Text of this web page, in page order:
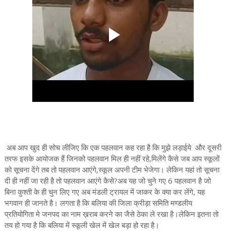
अब आप खुद ही सोच लीजिए कि एक पहलवान कह रहा है कि मुझे लड़ाईये और दूसरी
तरफ इसके आयोजक हैं जिनको पहलवान मिल ही नहीं रहे,मिलेंगे कैसे जब आप स्कूलों
को सूचना देंगे तब तो पहलवान आएंगे,स्कूल अपनी टीम भेजेगा। लेकिन यहां तो सूचना
दी ही नहीं जा रही है तो पहलवान आएंगे कैसे?अब यह जो चुने गए 6 पहलवान है जो
बिना कुश्ती के ही चुन लिए गए अब मंडली ट्रायल में जाकर के क्या कर लेंगे, यह
भगवान ही जानते है। लगता है कि बलिया की जिला क्रीड़ा समिति मण्डलीय
प्रतियोगिता मे जनपद का नाम ख़राब करने का जैसे ठेका ले रखा है।लेकिन इतना तो
तय हो गया है कि बलिया में स्कूली खेल में खेल बड़ा हो रहा है।